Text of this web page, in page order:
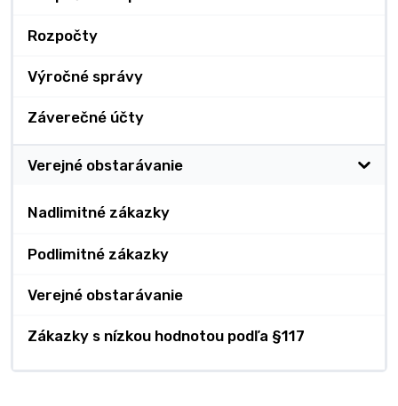
Rozpočty
Výročné správy
Záverečné účty
Verejné obstarávanie
Nadlimitné zákazky
Podlimitné zákazky
Verejné obstarávanie
Zákazky s nízkou hodnotou podľa §117